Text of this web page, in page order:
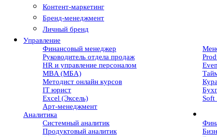
Контент-маркетинг
Бренд-менеджмент
Личный бренд
Управление
Финансовый менеджер
Руководитель отдела продаж
HR и управление персоналом
MBA (МБА)
Методист онлайн курсов
IT юрист
Excel (Эксель)
Soft
Арт-менеджмент
Аналитика
Системный аналитик
Продуктовый аналитик